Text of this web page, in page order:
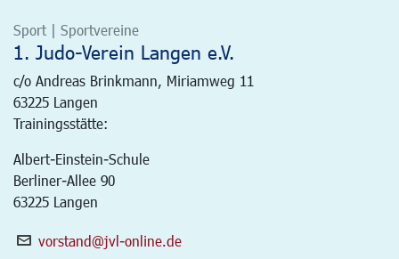
Sport | Sportvereine
1. Judo-Verein Langen e.V.
c/o Andreas Brinkmann, Miriamweg 11
63225 Langen
Trainingsstätte:
Albert-Einstein-Schule
Berliner-Allee 90
63225 Langen
vorstand@jvl-online.de